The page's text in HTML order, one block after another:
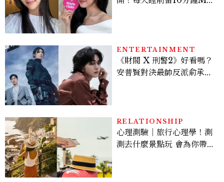
ENTERTAINMENT
《財閥 X 刑警2》好看嗎？
安普賢對決最帥反派俞承
多大？
RELATIONSHIP
心理測驗｜旅行心理學！測
測去什麼景點玩 會為你帶來